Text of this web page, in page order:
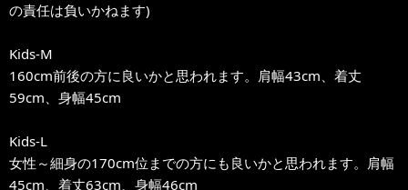
の責任は負いかねます)
Kids-M
160cm前後の方に良いかと思われます。肩幅43cm、着丈
59cm、身幅45cm
Kids-L
女性～細身の170cm位までの方にも良いかと思われます。肩幅
45cm、着丈63cm、身幅46cm